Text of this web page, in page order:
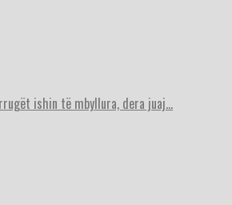
ishin të mbyllura, dera juaj…